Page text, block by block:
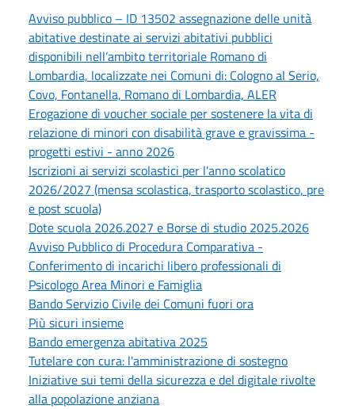
Avviso pubblico – ID 13502 assegnazione delle unità
abitative destinate ai servizi abitativi pubblici
disponibili nell’ambito territoriale Romano di
Lombardia, localizzate nei Comuni di: Cologno al Serio,
Covo, Fontanella, Romano di Lombardia, ALER
Erogazione di voucher sociale per sostenere la vita di
relazione di minori con disabilità grave e gravissima -
progetti estivi - anno 2026
Iscrizioni ai servizi scolastici per l'anno scolatico
2026/2027 (mensa scolastica, trasporto scolastico, pre
e post scuola)
Dote scuola 2026.2027 e Borse di studio 2025.2026
Avviso Pubblico di Procedura Comparativa -
Conferimento di incarichi libero professionali di
Psicologo Area Minori e Famiglia
Bando Servizio Civile dei Comuni fuori ora
Più sicuri insieme
Bando emergenza abitativa 2025
Tutelare con cura: l'amministrazione di sostegno
Iniziative sui temi della sicurezza e del digitale rivolte
alla popolazione anziana